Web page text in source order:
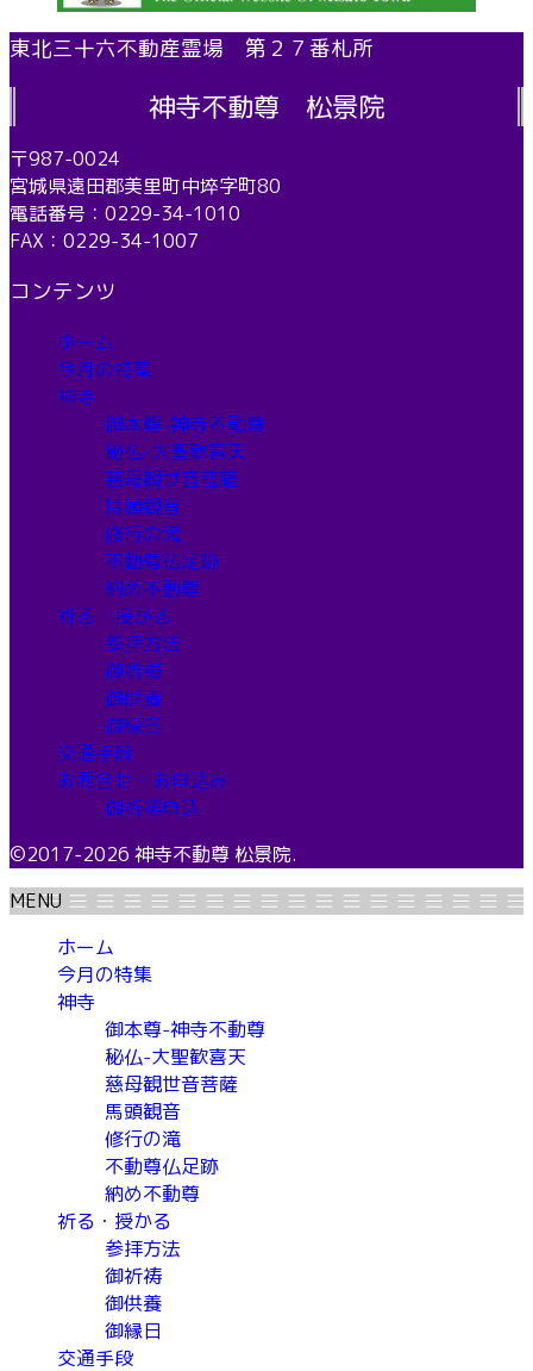
東北三十六不動産霊場 第２７番札所
神寺不動尊 松景院
〒987-0024
宮城県遠田郡美里町中埣字町80
電話番号：0229-34-1010
FAX：0229-34-1007
コンテンツ
ホーム
今月の特集
神寺
御本尊-神寺不動尊
秘仏-大聖歓喜天
慈母観世音菩薩
馬頭観音
修行の滝
不動尊仏足跡
納め不動尊
祈る・授かる
参拝方法
御祈祷
御供養
御縁日
交通手段
お問合せ・お申込み
御祈祷申込
©2017-2026 神寺不動尊 松景院.
MENU
ホーム
今月の特集
神寺
御本尊-神寺不動尊
秘仏-大聖歓喜天
慈母観世音菩薩
馬頭観音
修行の滝
不動尊仏足跡
納め不動尊
祈る・授かる
参拝方法
御祈祷
御供養
御縁日
交通手段